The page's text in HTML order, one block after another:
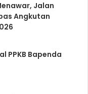
Jalan
Angkutan
PPKB Bapenda